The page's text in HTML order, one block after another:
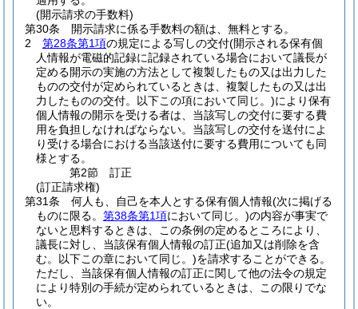
(開示請求の手数料)
第30条
開示請求に係る手数料の額は、無料とする。
2
第28条第1項の規定による写しの交付(開示される保有個
人情報が電磁的記録に記録されている場合において議長が
定める開示の実施の方法として複製したもの又は出力した
ものの交付が定められているときは、複製したもの又は出
力したものの交付。以下この項において同じ。)により保有
個人情報の開示を受ける者は、当該写しの交付に要する費
用を負担しなければならない。 当該写しの交付を送付によ
り受ける場合における当該送付に要する費用についても同
様とする。
第2節
訂正
(訂正請求権)
第31条
何人も、自己を本人とする保有個人情報(次に掲げる
ものに限る。 第38条第1項において同じ。)の内容が事実で
ないと思料するときは、この条例の定めるところにより、
議長に対し、当該保有個人情報の訂正(追加又は削除を含
む。以下この章において同じ。)を請求することができる。
ただし、当該保有個人情報の訂正に関して他の法令の規定
により特別の手続が定められているときは、この限りでな
い。